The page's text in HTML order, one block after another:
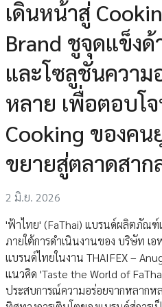
เดินหน้าสู่
Brand ชูจุดแข็ง
และโซลูชันควา
หลาย เพื่อตอบโ
Cooking ของค
ขยายสู่ตลาดสาก
2 มิ.ย. 2026
'ฟ้าไทย' (FaThai) แบรนด์ผลิตภัณฑ์
ภายใต้การดำเนินงานของ บริษัท เ
แบรนด์ไทยในงาน THAIFEX –
แนวคิด 'Taste the World of
ประสบการณ์ความอร่อยจากหลา